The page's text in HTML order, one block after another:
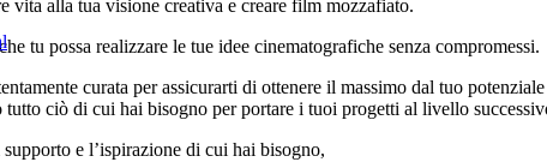
vita alla tua visione creativa e creare film mozzafiato.
tu possa realizzare le tue idee cinematografiche senza compromessi.
curata per assicurarti di ottenere il massimo dal tuo
ciò di cui hai bisogno per portare i tuoi progetti al livello
e l’ispirazione di cui hai bisogno,